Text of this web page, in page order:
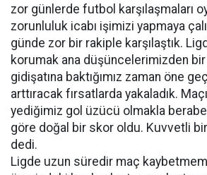
zor günlerde futbol karşılaşmaları
zorunluluk icabı işimizi yapmaya
günde zor bir rakiple karşılaştık.
korumak ana düşüncelerimizden
gidişatına baktığımız zaman öne
arttıracak fırsatlarda yakaladık.
yediğimiz gol üzücü olmakla
göre doğal bir skor oldu. Kuvvetli bir
dedi.
Ligde uzun süredir maç